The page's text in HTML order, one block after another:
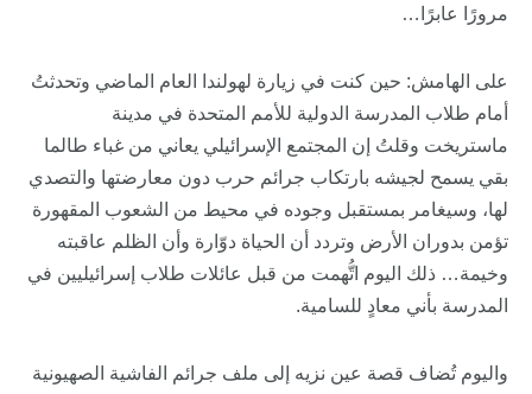
مرورًا عابرًا…
على الهامش: حين كنت في زيارة لهولندا العام الماضي وتحدثتُ
أمام طلاب المدرسة الدولية للأمم المتحدة في مدينة
ماستريخت وقلتُ إن المجتمع الإسرائيلي يعاني من غباء طالما
بقي يسمح لجيشه بارتكاب جرائم حرب دون معارضتها والتصدي
لها، وسيغامر بمستقبل وجوده في محيط من الشعوب المقهورة
تؤمن بدوران الأرض وتردد أن الحياة دوّارة وأن الظلم عاقبته
وخيمة… ذلك اليوم اتُّهمت من قبل عائلات طلاب إسرائيليين في
المدرسة بأني معادٍ للسامية.
واليوم تُضاف قصة عين نزيه إلى ملف جرائم الفاشية الصهيونية